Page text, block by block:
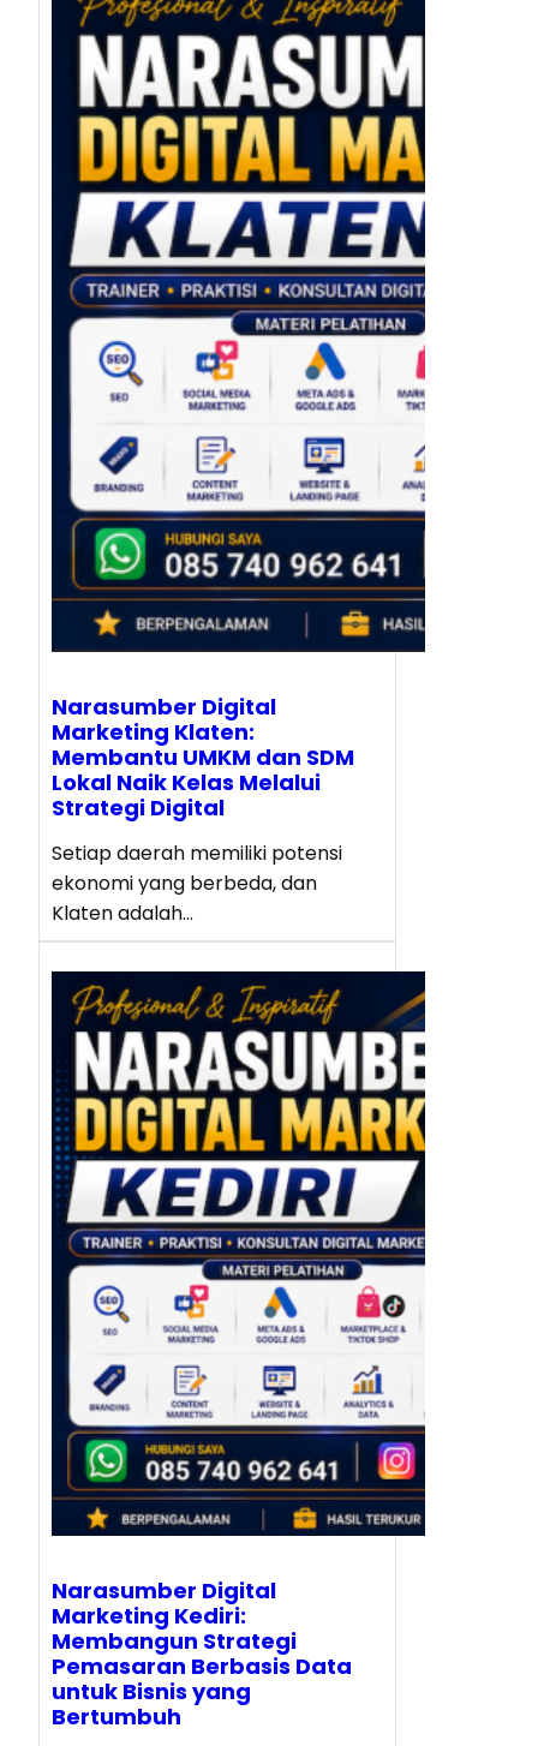
Narasumber Digital
Marketing Klaten:
Membantu UMKM dan SDM
Lokal Naik Kelas Melalui
Strategi Digital
Setiap daerah memiliki potensi
ekonomi yang berbeda, dan
Klaten adalah…
Narasumber Digital
Marketing Kediri:
Membangun Strategi
Pemasaran Berbasis Data
untuk Bisnis yang
Bertumbuh